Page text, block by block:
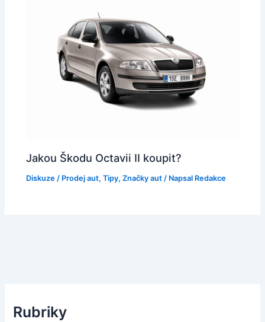
Jakou Škodu Octavii II koupit?
Diskuze / Prodej aut,Tipy,Značky aut / Napsal Redakce
Rubriky